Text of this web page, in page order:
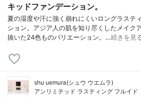
キッドファンデーション。
夏の湿度や汗に強く崩れにくいロングラステ
ション。アジア人の肌を知り尽くしたメイク
抜いた24色ものバリエーション。…続きを見
shu uemura(シュウ ウエムラ)
アンリミテッド ラスティング フルイド